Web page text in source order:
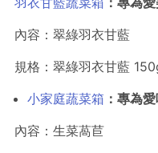
內容：翠綠羽衣甘藍
規格：翠綠羽衣甘藍
小家庭蔬菜箱 ：專為
內容：生菜萵苣